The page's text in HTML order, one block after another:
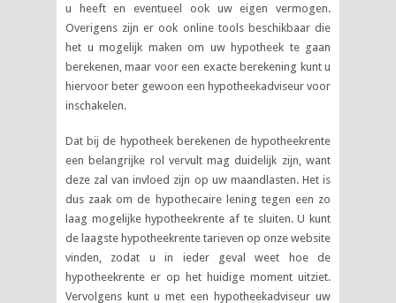
u heeft en eventueel ook uw eigen vermogen.
Overigens zijn er ook online tools beschikbaar die
het u mogelijk maken om uw hypotheek te gaan
berekenen, maar voor een exacte berekening kunt u
hiervoor beter gewoon een hypotheekadviseur voor
inschakelen.
Dat bij de hypotheek berekenen de hypotheekrente
een belangrijke rol vervult mag duidelijk zijn, want
deze zal van invloed zijn op uw maandlasten. Het is
dus zaak om de hypothecaire lening tegen een zo
laag mogelijke hypotheekrente af te sluiten. U kunt
de laagste hypotheekrente tarieven op onze website
vinden, zodat u in ieder geval weet hoe de
hypotheekrente er op het huidige moment uitziet.
Vervolgens kunt u met een hypotheekadviseur uw